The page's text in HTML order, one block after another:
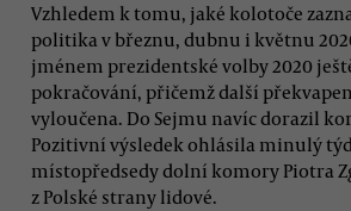
Vzhledem k tomu, jaké kolotoče
politika v březnu, dubnu i květnu
jménem prezidentské volby 2020
pokračování, přičemž další
vyloučena. Do Sejmu navíc dorazil
Pozitivní výsledek ohlásila minulý
místopředsedy dolní komory Piotra
z Polské strany lidové.